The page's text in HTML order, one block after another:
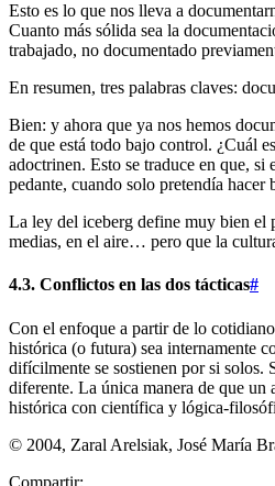
Esto es lo que nos lleva a
Cuanto más sólida sea la
trabajado, no documentado
En resumen, tres palabras claves:
Bien: y ahora que ya nos hemos
de que está todo bajo control. ¿Cuál
adoctrinen. Esto se traduce en que, si
pedante, cuando solo pretendía hacer
La ley del iceberg define muy bien el
medias, en el aire… pero que la
4.3. Conflictos en las dos tácticas#
Con el enfoque a partir de lo
histórica (o futura) sea internamente
difícilmente se sostienen por si solos.
diferente. La única manera de que un
histórica con científica y lógica-
© 2004, Zaral Arelsiak, José María
Compartir: